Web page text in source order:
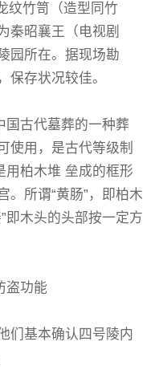
纹竹笥（造型同竹
秦昭襄王（电视剧
园所在。据现场勘
保存状况较佳。
古代墓葬的一种葬
使用，是古代等级制
用柏木堆 垒成的框形
。所谓“黄肠”，即柏木
即木头的头部按一定方
功能
基本确认四号陵内